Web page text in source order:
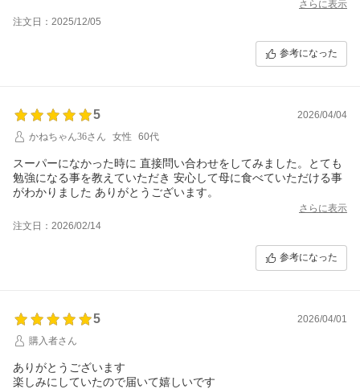
さらに表示
注文日：2025/12/05
参考になった
5
2026/04/04
かねちゃん36さん
女性 60代
スーパーになかった時に 直接問い合わせをしてみました。とても
勉強になる事を教えていただき 安心して母に食べていただける事
がわかりました ありがとうございます。
さらに表示
注文日：2026/02/14
参考になった
5
2026/04/01
購入者さん
ありがとうございます